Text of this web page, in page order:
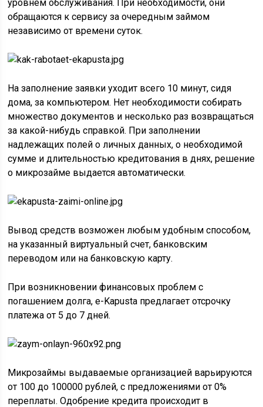
уровнем обслуживания. При необходимости, они
обращаются к сервису за очередным займом
независимо от времени суток.
На заполнение заявки уходит всего 10 минут, сидя
дома, за компьютером. Нет необходимости собирать
множество документов и несколько раз возвращаться
за какой-нибудь справкой. При заполнении
надлежащих полей о личных данных, о необходимой
сумме и длительностью кредитования в днях, решение
о микрозайме выдается автоматически.
Вывод средств возможен любым удобным способом,
на указанный виртуальный счет, банковским
переводом или на банковскую карту.
При возникновении финансовых проблем с
погашением долга, e-Kapusta предлагает отсрочку
платежа от 5 до 7 дней.
Микрозаймы выдаваемые организацией варьируются
от 100 до 100000 рублей, с предложениями от 0%
переплаты. Одобрение кредита происходит в